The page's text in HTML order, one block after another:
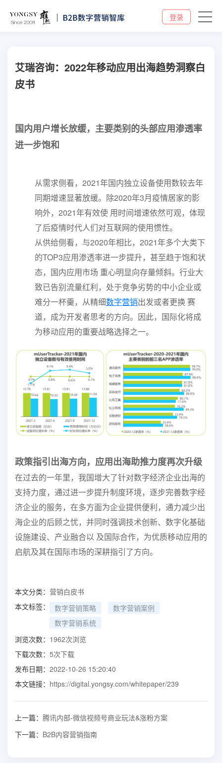
登录
艾瑞咨询：2022年移动应用出海趋势洞察白
皮书
国内用户增长放缓，主要类别的头部应用渗透率
进一步饱和
从需求侧看，2021年国内独立设备使用数较去年
同期增速显著放缓。除2020年3月疫情居家的影
响外，2021年有效使 用时间增速依然可观，体现
了后疫情时代人们对互联网的使用惯性。
从供给侧看，与2020年相比，2021年多个大类下
的TOP3应用渗透率进一步提升，甚至趋于饱和状
态，国内应用市场 重心明显向存量倾斜。行业大
致已告别流量红利，处于竞争劣势的中小企业或
难分一杯羹，从精细数字营销出发或者更换 赛
道，成为开发者思考的方向。因此，国际化将成
为移动应用的重要战略选择之一。
政策指引出海方向，应用出海助推力度再次升级
在过去的一年里，我国增大了针对数字经济企业出海的
支持力度，通过进一步提升制度环境，逐步完善数字经
济企业的服务，在多方面为企业提供便利，通力减少出
海企业的后顾之忧，并同时强调技术创新、数字化基础
设施建设、产业融合以 及国际合作，为优质移动应用的
启航及其在国际市场的深耕指引了方向。
本文分类： 营销白皮书
本文标签：
数字营销策略
数字营销案例
数字营销系统
浏览次数： 1962次浏览
下载次数： 5次下载
发布日期： 2022-10-26 15:20:40
本文链接： https://digital.yongsy.com/whitepaper/239
上一篇： 腾讯内部-微信视频号商业玩法&涨粉方案
下一篇： B2B内容营销指南